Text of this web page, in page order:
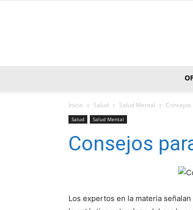
Inicio Salud Salud Mental
Salud Salud Mental
Consejos
Los expertos en la materia